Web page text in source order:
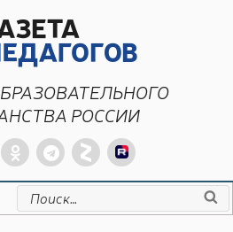
РОССИИ
Искать: